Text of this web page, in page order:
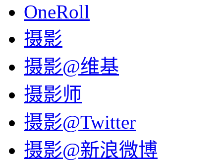
OneRoll
摄影
摄影@维基
摄影师
摄影@Twitter
摄影@新浪微博